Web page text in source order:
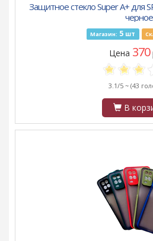
Защитное стекло Super A+ для
черное
Магазин: 5 шт
Цена 370
3.1/5 ~ (43
В